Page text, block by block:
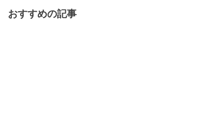
おすすめの記事